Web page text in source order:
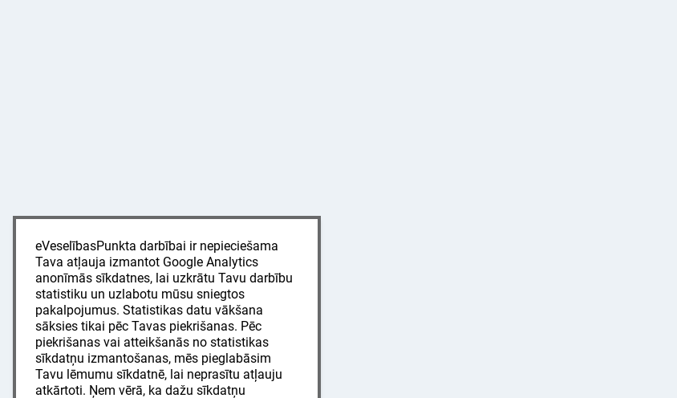
eVeselībasPunkta darbībai ir nepieciešama
Tava atļauja izmantot Google Analytics
anonīmās sīkdatnes, lai uzkrātu Tavu darbību
statistiku un uzlabotu mūsu sniegtos
pakalpojumus. Statistikas datu vākšana
sāksies tikai pēc Tavas piekrišanas. Pēc
piekrišanas vai atteikšanās no statistikas
sīkdatņu izmantošanas, mēs pieglabāsim
Tavu lēmumu sīkdatnē, lai neprasītu atļauju
atkārtoti. Ņem vērā, ka dažu sīkdatņu